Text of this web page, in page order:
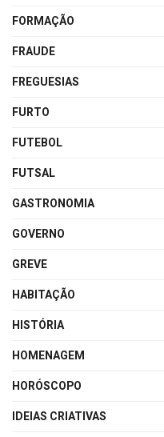
FORMAÇÃO
FRAUDE
FREGUESIAS
FURTO
FUTEBOL
FUTSAL
GASTRONOMIA
GOVERNO
GREVE
HABITAÇÃO
HISTÓRIA
HOMENAGEM
HORÓSCOPO
IDEIAS CRIATIVAS